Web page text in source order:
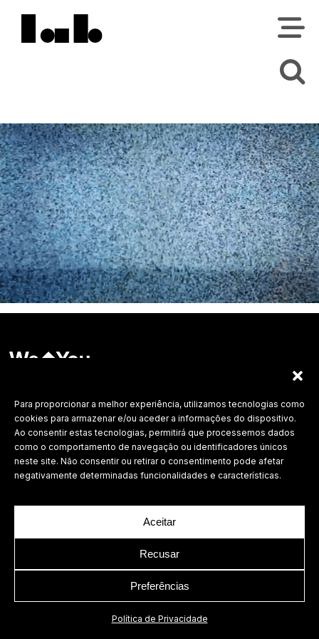
Para proporcionar a melhor experiência, utilizamos tecnologias como
cookies para armazenar e/ou aceder a informações do dispositivo.
Ao consentir estas tecnologias, permitirá que processemos dados
como o comportamento de navegação ou identificadores únicos
neste site. Não consentir ou retirar o consentimento pode afetar
negativamente determinadas funcionalidades e características.
Aceitar
Recusar
Preferências
Política de Privacidade
©2026 Todos os direitos reservados.
Política de Privacidade